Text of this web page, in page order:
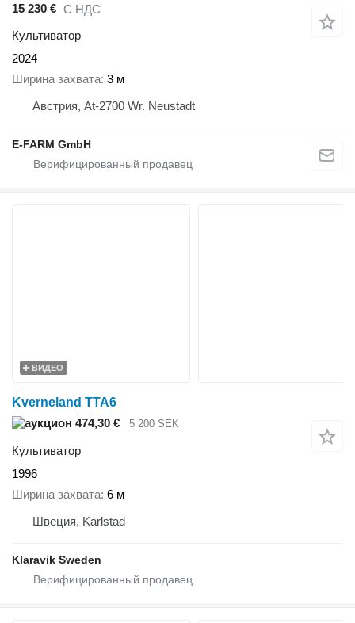
15 230 € С НДС
Культиватор
2024
Ширина захвата 3 м
Австрия, At-2700 Wr. Neustadt
E-FARM GmbH
ВИДЕО
Kverneland TTA6
474,30 €
5 200 SEK
Культиватор
1996
Ширина захвата 6 м
Швеция, Karlstad
Klaravik Sweden